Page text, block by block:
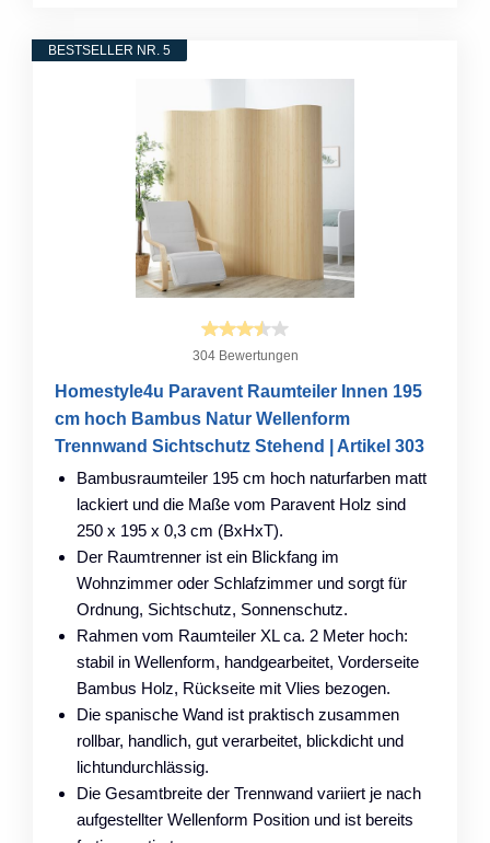
BESTSELLER NR. 5
304 Bewertungen
Homestyle4u Paravent Raumteiler Innen 195
cm hoch Bambus Natur Wellenform
Trennwand Sichtschutz Stehend | Artikel 303
Bambusraumteiler 195 cm hoch naturfarben matt
lackiert und die Maße vom Paravent Holz sind
250 x 195 x 0,3 cm (BxHxT).
Der Raumtrenner ist ein Blickfang im
Wohnzimmer oder Schlafzimmer und sorgt für
Ordnung, Sichtschutz, Sonnenschutz.
Rahmen vom Raumteiler XL ca. 2 Meter hoch:
stabil in Wellenform, handgearbeitet, Vorderseite
Bambus Holz, Rückseite mit Vlies bezogen.
Die spanische Wand ist praktisch zusammen
rollbar, handlich, gut verarbeitet, blickdicht und
lichtundurchlässig.
Die Gesamtbreite der Trennwand variiert je nach
aufgestellter Wellenform Position und ist bereits